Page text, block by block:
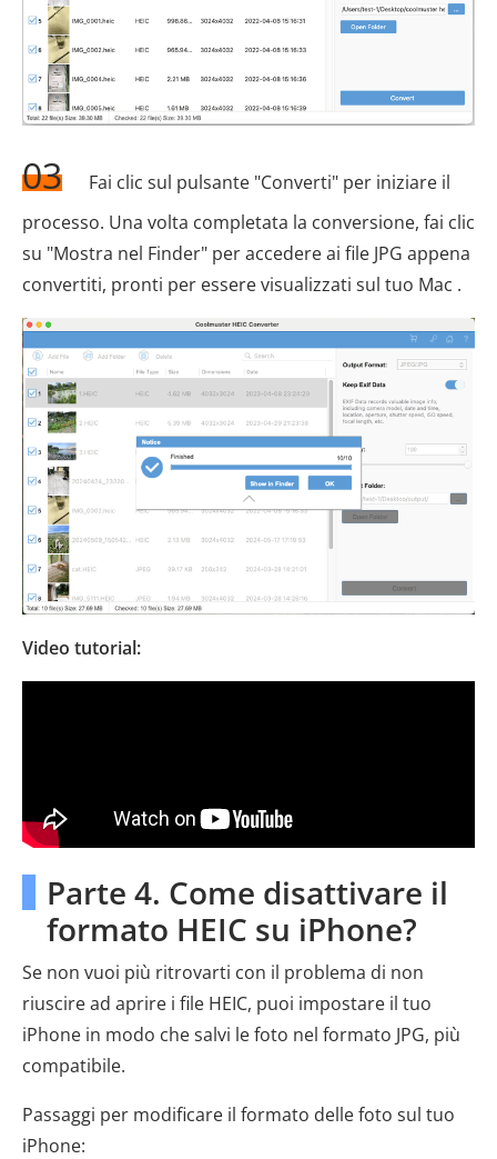
03
Fai clic sul pulsante "Converti" per iniziare il
processo. Una volta completata la conversione, fai clic
su "Mostra nel Finder" per accedere ai file JPG appena
convertiti, pronti per essere visualizzati sul tuo Mac .
Video tutorial:
Parte 4. Come disattivare il
formato HEIC su iPhone?
Se non vuoi più ritrovarti con il problema di non
riuscire ad aprire i file HEIC, puoi impostare il tuo
iPhone in modo che salvi le foto nel formato JPG, più
compatibile.
Passaggi per modificare il formato delle foto sul tuo
iPhone: